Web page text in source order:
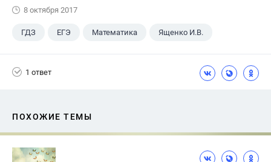
8 октября 2017
ГДЗ ЕГЭ Математика Ященко И.В.
1 ответ
ПОХОЖИЕ ТЕМЫ